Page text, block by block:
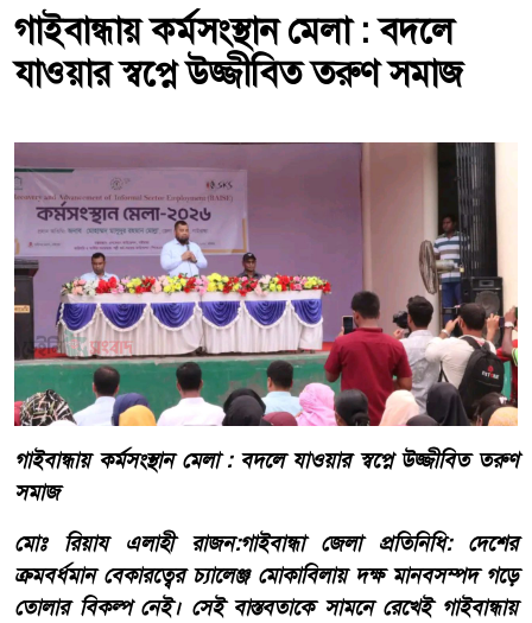
গাইবান্ধায় কর্মসংস্থান মেলা : বদলে
যাওয়ার স্বপ্নে উজ্জীবিত তরুণ সমাজ
গাইবান্ধায় কর্মসংস্থান মেলা : বদলে যাওয়ার স্বপ্নে উজ্জীবিত তরুণ
সমাজ
মোঃ রিয়ায এলাহী রাজন:গাইবান্ধা জেলা প্রতিনিধি: দেশের
ক্রমবর্ধমান বেকারত্বের চ্যালেঞ্জ মোকাবিলায় দক্ষ মানবসম্পদ গড়ে
তোলার বিকল্প নেই। সেই বাস্তবতাকে সামনে রেখেই গাইবান্ধায়